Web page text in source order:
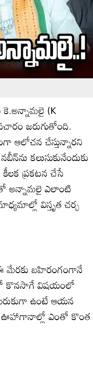
(K
జరుగుతోంది.
ఆలోచన చేస్తున్నారని
కలుసుకునేందుకు
ప్రకటన చేసే
అన్నామలై ఎలాంటి
విస్తృత చర్చ
మేరకు బహిరంగంగానే
కొనసాగే విషయంలో
ఉంటే ఆయన
ఊహాగానాల్లో ఎంతో కొంత